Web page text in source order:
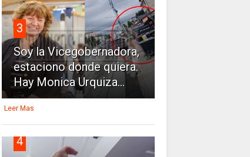
3
Soy la Vicegobernadora,
estaciono donde quiera.
Hay Monica Urquiza...
Leer Mas
4